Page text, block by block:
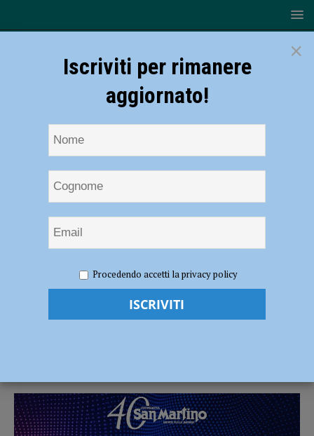
normalità, anche la piscina comunale di Cadeo riapre al pubblico
Ritorno alla normalità, anche la piscina
×
Iscriviti per rimanere
aggiornato!
Procedendo accetti la privacy policy